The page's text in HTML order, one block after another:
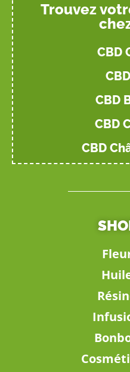
Trouvez
CBD
CBD
CBD
CBD